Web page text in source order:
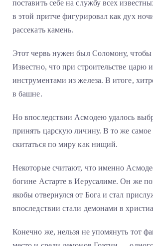
поставить себе на службу всех
в этой притче фигурировал как дух
рассекать камень.
Этот червь нужен был Соломону,
Известно, что при строительстве царю
инструментами из железа. В итоге,
в башне.
Но впоследствии Асмодею удалось
принять царскую личину. В то же
скитаться по миру как нищий.
Некоторые считают, что именно
богине Астарте в Иерусалиме. Он же
якобы отвернулся от Бога и стал
впоследствии стали демонами в
Конечно же, нельзя не упомянуть тот